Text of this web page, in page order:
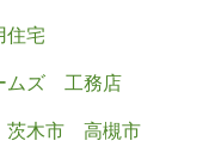
住宅
ムズ
工務店
茨木市
高槻市